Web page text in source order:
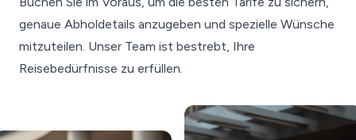
genaue Abholdetails anzugeben und spezielle Wünsche
mitzuteilen. Unser Team ist bestrebt, Ihre
Reisebedürfnisse zu erfüllen.